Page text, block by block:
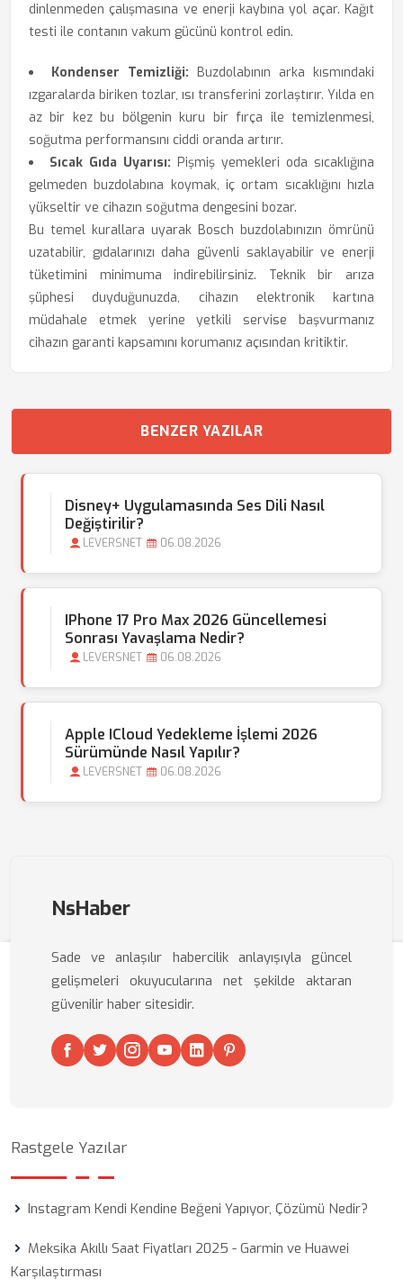
dinlenmeden çalışmasına ve enerji kaybına yol açar. Kağıt
testi ile contanın vakum gücünü kontrol edin.
Kondenser Temizliği: Buzdolabının arka kısmındaki
ızgaralarda biriken tozlar, ısı transferini zorlaştırır. Yılda en
az bir kez bu bölgenin kuru bir fırça ile temizlenmesi,
soğutma performansını ciddi oranda artırır.
Sıcak Gıda Uyarısı: Pişmiş yemekleri oda sıcaklığına
gelmeden buzdolabına koymak, iç ortam sıcaklığını hızla
yükseltir ve cihazın soğutma dengesini bozar.
Bu temel kurallara uyarak Bosch buzdolabınızın ömrünü
uzatabilir, gıdalarınızı daha güvenli saklayabilir ve enerji
tüketimini minimuma indirebilirsiniz. Teknik bir arıza
şüphesi duyduğunuzda, cihazın elektronik kartına
müdahale etmek yerine yetkili servise başvurmanız
cihazın garanti kapsamını korumanız açısından kritiktir.
BENZER YAZILAR
Disney+ Uygulamasında Ses Dili Nasıl
Değiştirilir?
LEVERSNET 06.08.2026
IPhone 17 Pro Max 2026 Güncellemesi
Sonrası Yavaşlama Nedir?
LEVERSNET 06.08.2026
Apple ICloud Yedekleme İşlemi 2026
Sürümünde Nasıl Yapılır?
LEVERSNET 06.08.2026
NsHaber
Sade ve anlaşılır habercilik anlayışıyla güncel
gelişmeleri okuyucularına net şekilde aktaran
güvenilir haber sitesidir.
Rastgele Yazılar
Instagram Kendi Kendine Beğeni Yapıyor, Çözümü Nedir?
Meksika Akıllı Saat Fiyatları 2025 - Garmin ve Huawei
Karşılaştırması